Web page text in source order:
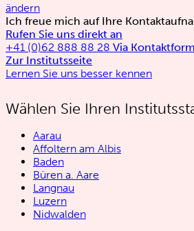
ändern
Ich freue mich auf Ihre
Rufen Sie uns direkt an
+41 (0)62 888 88 28 Via
Zur Institutsseite
Lernen Sie uns besser kennen
Wählen Sie Ihren
Aarau
Affoltern am Albis
Baden
Büren a. Aare
Langnau
Luzern
Nidwalden